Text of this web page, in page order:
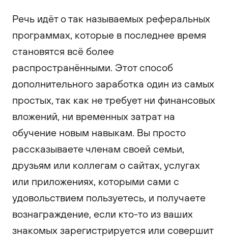
Речь идёт о так называемых реферальных
программах, которые в последнее время
становятся всё более
распространёнными. Этот способ
дополнительного заработка один из самых
простых, так как не требует ни финансовых
вложений, ни временных затрат на
обучение новым навыкам. Вы просто
рассказываете членам своей семьи,
друзьям или коллегам о сайтах, услугах
или приложениях, которыми сами с
удовольствием пользуетесь, и получаете
вознаграждение, если кто-то из ваших
знакомых зарегистрируется или совершит